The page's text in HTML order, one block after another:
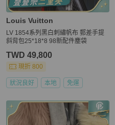
Louis Vuitton
LV 1854系列黑白刺繡帆布 郵差手提
斜背包25*18*8 98新配件塵袋
TWD 49,800
現折 800
狀況良好 本地 免運